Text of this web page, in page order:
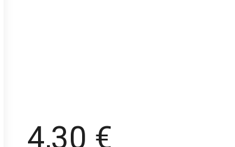
4,30 €